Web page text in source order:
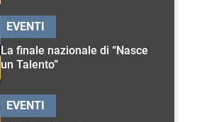
La finale nazionale di “Nasce
un Talento”
EVENTI
EVENTI